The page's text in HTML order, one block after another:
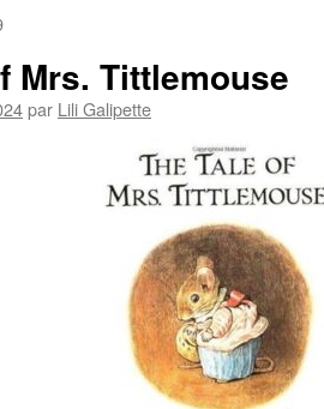
Mrs. Tittlemouse
par Lili Galipette